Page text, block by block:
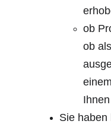
ob
ob
Sie haben